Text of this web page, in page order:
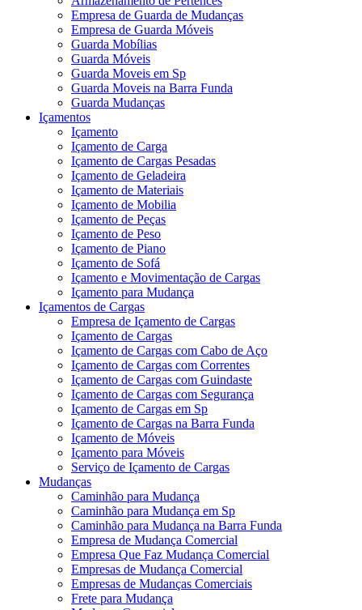
Empresa de Guarda de Mudanças
Empresa de Guarda Móveis
Guarda Mobílias
Guarda Móveis
Guarda Moveis em Sp
Guarda Moveis na Barra Funda
Guarda Mudanças
Içamentos
Içamento
Içamento de Carga
Içamento de Cargas Pesadas
Içamento de Geladeira
Içamento de Materiais
Içamento de Mobilia
Içamento de Peças
Içamento de Peso
Içamento de Piano
Içamento de Sofá
Içamento e Movimentação de Cargas
Içamento para Mudança
Içamentos de Cargas
Empresa de Içamento de Cargas
Içamento de Cargas
Içamento de Cargas com Cabo de Aço
Içamento de Cargas com Correntes
Içamento de Cargas com Guindaste
Içamento de Cargas com Segurança
Içamento de Cargas em Sp
Içamento de Cargas na Barra Funda
Içamento de Móveis
Içamento para Móveis
Serviço de Içamento de Cargas
Mudanças
Caminhão para Mudança
Caminhão para Mudança em Sp
Caminhão para Mudança na Barra Funda
Empresa de Mudança Comercial
Empresa Que Faz Mudança Comercial
Empresas de Mudança Comercial
Empresas de Mudanças Comerciais
Frete para Mudança